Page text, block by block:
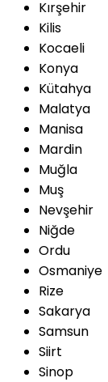
Kırşehir
Kilis
Kocaeli
Konya
Kütahya
Malatya
Manisa
Mardin
Muğla
Muş
Nevşehir
Niğde
Ordu
Osmaniye
Rize
Sakarya
Samsun
Siirt
Sinop